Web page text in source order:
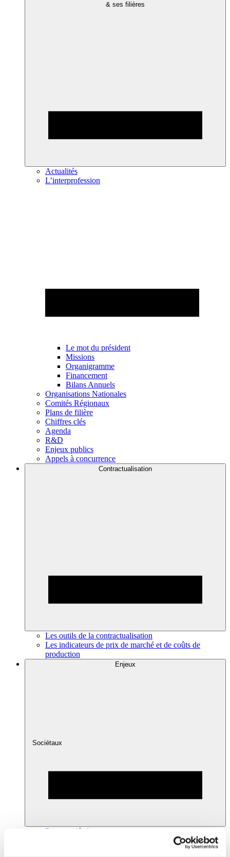
& ses filières
Actualités
L’interprofession
Le mot du président
Missions
Organigramme
Financement
Bilans Annuels
Organisations Nationales
Comités Régionaux
Plans de filière
Chiffres clés
Agenda
R&D
Enjeux publics
Appels à concurrence
Contractualisation
Les outils de la contractualisation
Les indicateurs de prix de marché et de coûts de
production
Enjeux
Sociétaux
Pacte sociétal